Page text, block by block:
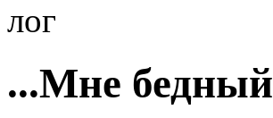
лог
...Мне бедный